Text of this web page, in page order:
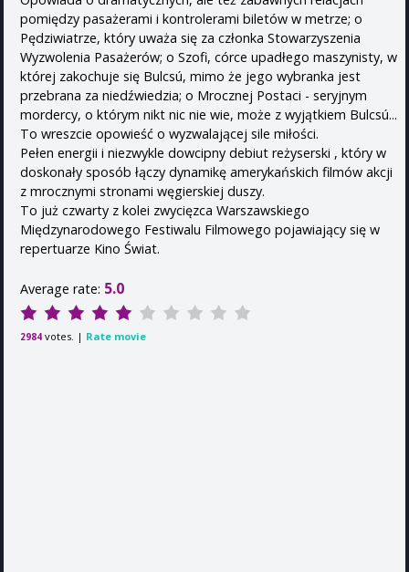
pomiędzy pasażerami i kontrolerami biletów w metrze; o
Pędziwiatrze, który uważa się za członka Stowarzyszenia
Wyzwolenia Pasażerów; o Szofi, córce upadłego maszynisty, w
której zakochuje się Bulcsú, mimo że jego wybranka jest
przebrana za niedźwiedzia; o Mrocznej Postaci - seryjnym
mordercy, o którym nikt nic nie wie, może z wyjątkiem Bulcsú...
To wreszcie opowieść o wyzwalającej sile miłości.
Pełen energii i niezwykle dowcipny debiut reżyserski , który w
doskonały sposób łączy dynamikę amerykańskich filmów akcji
z mrocznymi stronami węgierskiej duszy.
To już czwarty z kolei zwycięzca Warszawskiego
Międzynarodowego Festiwalu Filmowego pojawiający się w
repertuarze Kino Świat.
Average rate: 5.0
2984 votes. | Rate movie